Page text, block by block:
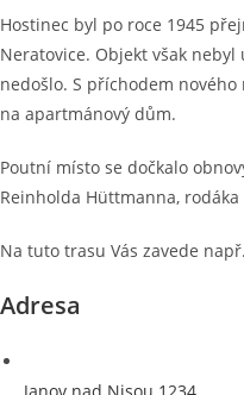
Hostinec byl po roce 1945
Neratovice. Objekt však
nedošlo. S příchodem
na apartmánový dům.
Poutní místo se dočkalo
Reinholda Hüttmanna,
Na tuto trasu Vás zavede
Adresa